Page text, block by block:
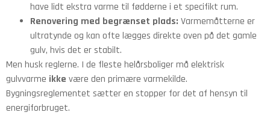
have lidt ekstra varme til fødderne i et specifikt rum.
Renovering med begrænset plads: Varmemåtterne er
ultratynde og kan ofte lægges direkte oven på det gamle
gulv, hvis det er stabilt.
Men husk reglerne. I de fleste helårsboliger må elektrisk
gulvvarme ikke være den primære varmekilde.
Bygningsreglementet sætter en stopper for det af hensyn til
energiforbruget.